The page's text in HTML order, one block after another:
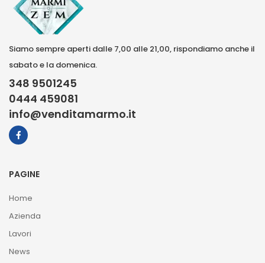
Siamo sempre aperti dalle 7,00 alle 21,00, rispondiamo anche il
sabato e la domenica.
348 9501245
0444 459081
info@venditamarmo.it
PAGINE
Home
Azienda
Lavori
News